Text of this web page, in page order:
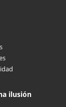
ilusión